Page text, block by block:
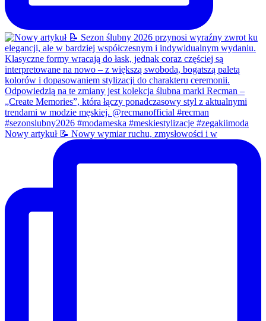
Nowy artykuł 📝 Nowy wymiar ruchu, zmysłowości i w